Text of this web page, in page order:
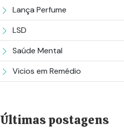
Lança Perfume
LSD
Saúde Mental
Vicios em Remédio
Últimas postagens